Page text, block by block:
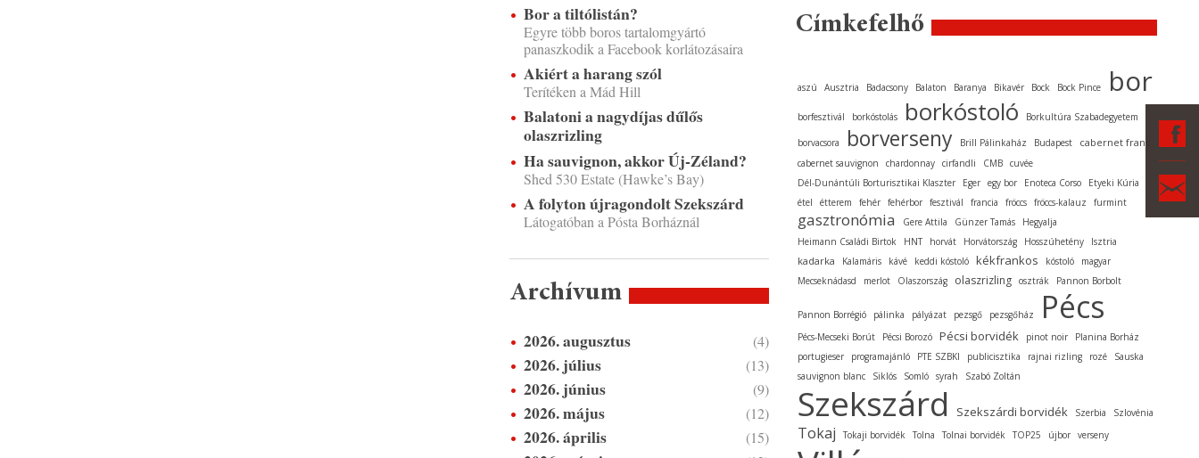
Bor a tiltólistán?
Egyre több boros tartalomgyártó
panaszkodik a Facebook korlátozásaira
Akiért a harang szól
Terítéken a Mád Hill
Balatoni a nagydíjas dűlős
olaszrizling
Ha sauvignon, akkor Új-Zéland?
Shed 530 Estate (Hawke’s Bay)
A folyton újragondolt Szekszárd
Látogatóban a Pósta Borháznál
Archívum
2026. augusztus (4)
2026. július (13)
2026. június (9)
2026. május (12)
2026. április (15)
Címkefelhő
aszú Ausztria Badacsony Balaton Baranya Bikavér Bock Bock Pince bor
borfesztivál borkóstolás borkóstoló Borkultúra Szabadegyetem
borvacsora borverseny Brill Pálinkaház Budapest cabernet franc
cabernet sauvignon chardonnay cirfandli CMB cuvée
Dél-Dunántúli Borturisztikai Klaszter
Eger egy bor Enoteca Corso
Etyeki Kúria
étel
étterem fehér fehérbor fesztivál francia fröccs fröccs-kalauz furmint
gasztronómia Gere Attila Günzer Tamás
Hegyalja
Heimann Családi Birtok
HNT horvát Horvátország Hosszúhetény Isztria
kadarka Kalamáris kávé keddi kóstoló kékfrankos kóstoló
magyar
Mecseknádasd
merlot Olaszország olaszrizling osztrák Pannon Borbolt
Pannon Borrégió pálinka pályázat pezsgő pezsgőház Pécs
Pécs-Mecseki Borút Pécsi Borozó Pécsi borvidék pinot noir
Planina Borház
portugieser
programajánló PTE SZBKI publicisztika rajnai rizling rozé
Sauska
sauvignon blanc
Siklós Somló syrah Szabó Zoltán
Szekszárd Szekszárdi borvidék Szerbia Szlovénia
Tokaj Tokaji borvidék Tolna Tolnai borvidék TOP25 újbor verseny